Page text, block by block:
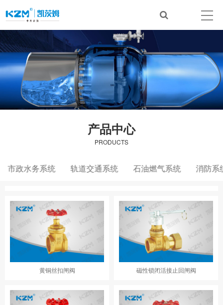
产品中心
PRODUCTS
市政水务系统 轨道交通系统 石油燃气系统 消防系
黄铜丝扣闸阀 磁性锁闭活接止回闸阀